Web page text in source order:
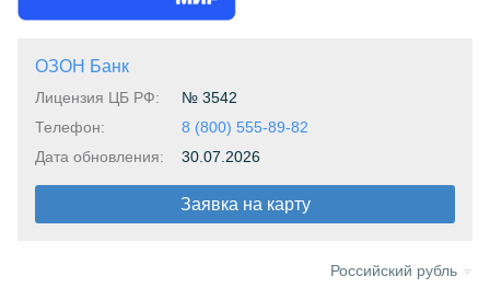
ОЗОН Банк
Лицензия ЦБ РФ:
№ 3542
Телефон:
8 (800) 555-89-82
Дата обновления:
30.07.2026
Заявка на карту
Российский рубль